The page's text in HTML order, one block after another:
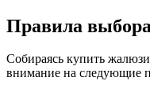
Правила
Собираясь купить
внимание на следующие